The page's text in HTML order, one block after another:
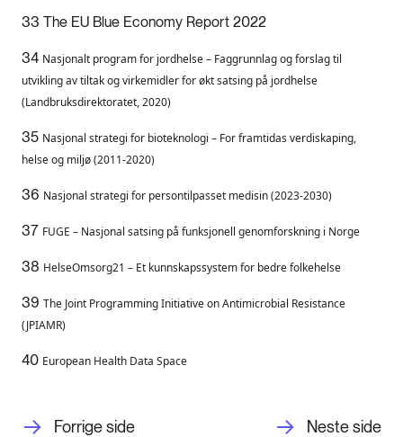
33 The EU Blue Economy Report 2022
34 Nasjonalt program for jordhelse – Faggrunnlag og forslag til
utvikling av tiltak og virkemidler for økt satsing på jordhelse
(Landbruksdirektoratet, 2020)
35 Nasjonal strategi for bioteknologi – For framtidas verdiskaping,
helse og miljø (2011-2020)
36 Nasjonal strategi for persontilpasset medisin (2023-2030)
37 FUGE – Nasjonal satsing på funksjonell genomforskning i Norge
38 HelseOmsorg21 – Et kunnskapssystem for bedre folkehelse
39 The Joint Programming Initiative on Antimicrobial Resistance
(JPIAMR)
40 European Health Data Space
Forrige side Neste side